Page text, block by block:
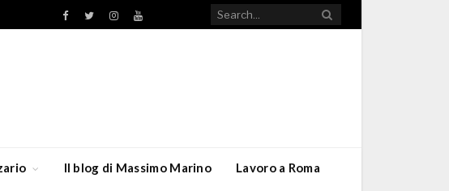
Facebook
TwitterInstagramYouTube
Il blog di Massimo Marino Lavoro a Roma